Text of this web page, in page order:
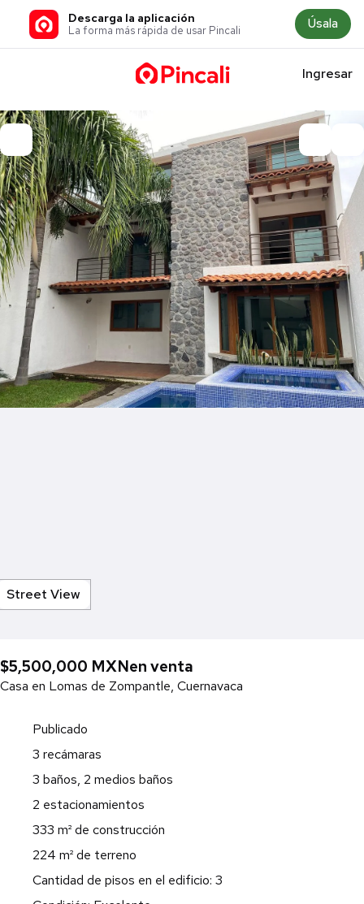
Descarga la aplicación
La forma más rápida de usar Pincali Úsala
Ingresar
Street View
$5,500,000 MXNen venta
Casa en Lomas de Zompantle, Cuernavaca
Publicado
3 recámaras
3 baños, 2 medios baños
2 estacionamientos
333 m² de construcción
224 m² de terreno
Cantidad de pisos en el edificio: 3